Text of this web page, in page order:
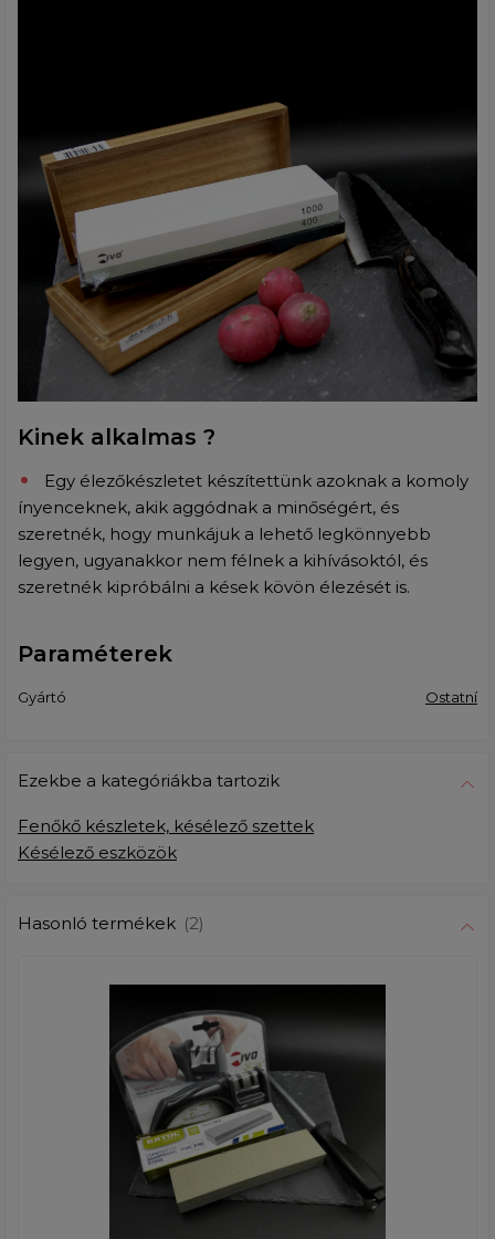
Kinek alkalmas ?
Egy élezőkészletet készítettünk azoknak a komoly
ínyenceknek, akik aggódnak a minőségért, és
szeretnék, hogy munkájuk a lehető legkönnyebb
legyen, ugyanakkor nem félnek a kihívásoktól, és
szeretnék kipróbálni a kések kövön élezését is.
Paraméterek
Gyártó Ostatní
Ezekbe a kategóriákba tartozik
Fenőkő készletek, késélező szettek
Késélező eszközök
Hasonló termékek (2)